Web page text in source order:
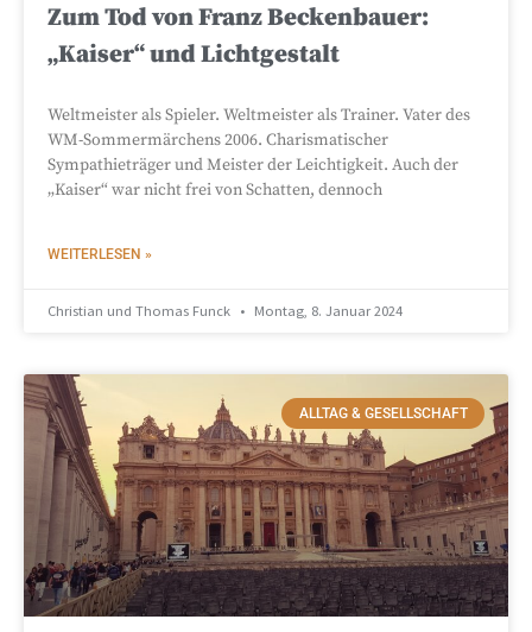
Zum Tod von Franz Beckenbauer:
„Kaiser“ und Lichtgestalt
Weltmeister als Spieler. Weltmeister als Trainer. Vater des
WM-Sommermärchens 2006. Charismatischer
Sympathieträger und Meister der Leichtigkeit. Auch der
„Kaiser“ war nicht frei von Schatten, dennoch
WEITERLESEN »
Christian und Thomas Funck Montag, 8. Januar 2024
ALLTAG & GESELLSCHAFT